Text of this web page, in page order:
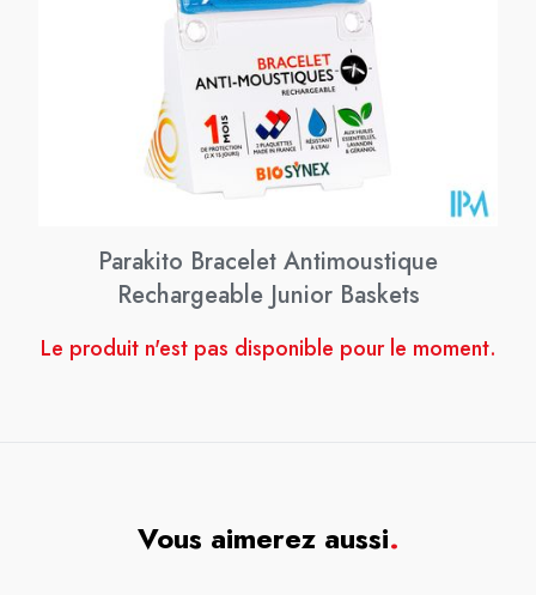
Parakito Bracelet Antimoustique
Rechargeable Junior Baskets
Le produit n'est pas disponible pour le moment.
Vous aimerez aussi.